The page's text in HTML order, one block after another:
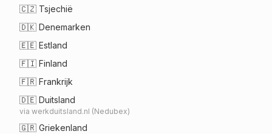
🇨🇿 Tsjechië
🇩🇰 Denemarken
🇪🇪 Estland
🇫🇮 Finland
🇫🇷 Frankrijk
🇩🇪 Duitsland
via werkduitsland.nl (Nedubex)
🇬🇷 Griekenland